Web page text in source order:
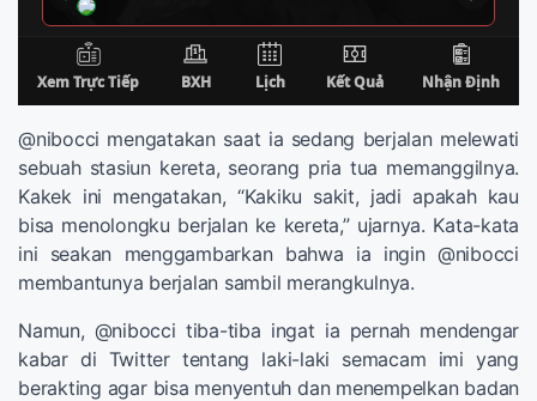
@nibocci mengatakan saat ia sedang berjalan melewati
sebuah stasiun kereta, seorang pria tua memanggilnya.
Kakek ini mengatakan, “Kakiku sakit, jadi apakah kau
bisa menolongku berjalan ke kereta,” ujarnya. Kata-kata
ini seakan menggambarkan bahwa ia ingin @nibocci
membantunya berjalan sambil merangkulnya.
Namun, @nibocci tiba-tiba ingat ia pernah mendengar
kabar di Twitter tentang laki-laki semacam imi yang
berakting agar bisa menyentuh dan menempelkan badan